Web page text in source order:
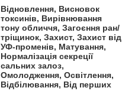
Відновлення, Висновок
токсинів, Вирівнювання
тону обличчя, Загоєння ран/
тріщинок, Захист, Захист від
УФ-променів, Матування,
Нормалізація секреції
сальних залоз,
Омолодження, Освітлення,
Відбілювання, Від перших